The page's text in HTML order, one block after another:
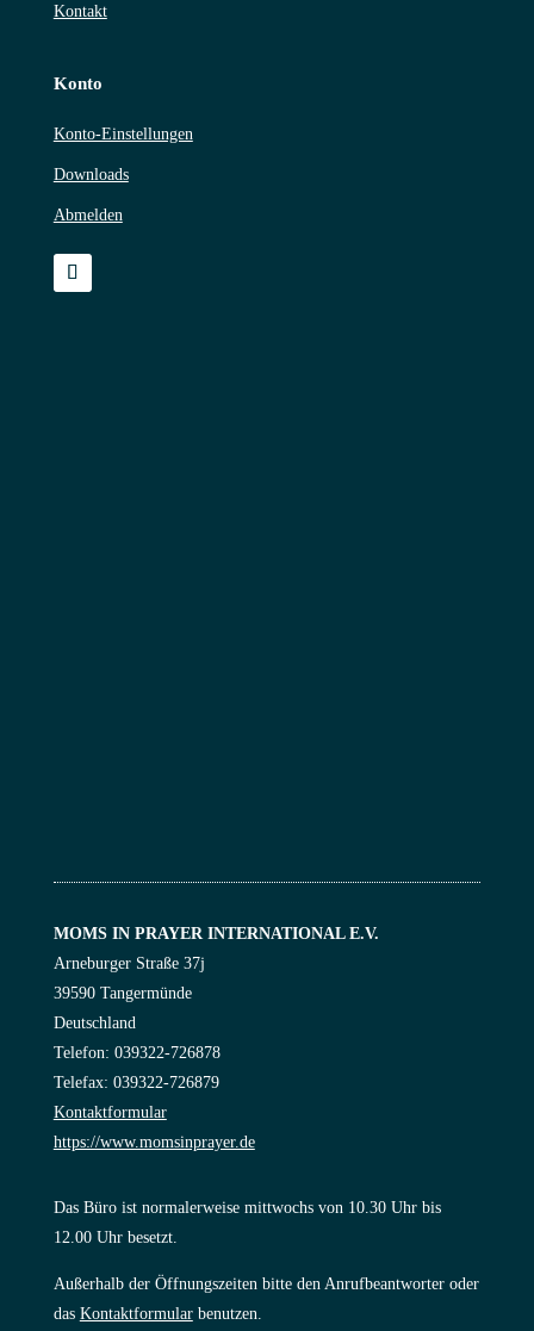
Kontakt
Konto
Konto-Einstellungen
Downloads
Abmelden
MOMS IN PRAYER INTERNATIONAL E.V.
Arneburger Straße 37j
39590 Tangermünde
Deutschland
Telefon: 039322-726878
Telefax: 039322-726879
Kontaktformular
https://www.momsinprayer.de
Das Büro ist normalerweise mittwochs von 10.30 Uhr bis
12.00 Uhr besetzt.
Außerhalb der Öffnungszeiten bitte den Anrufbeantworter oder
das Kontaktformularbenutzen.